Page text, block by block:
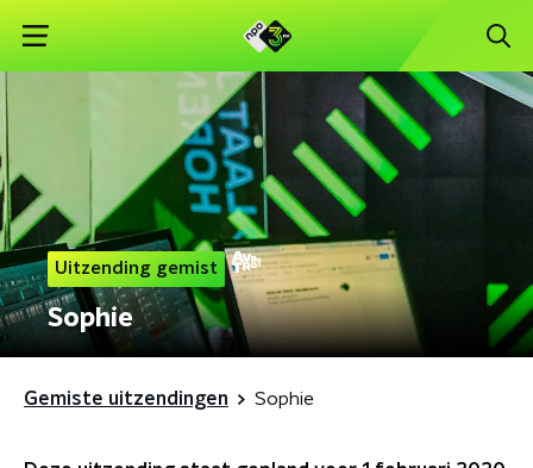
Uitzending gemist
Sophie
Gemiste uitzendingen Sophie